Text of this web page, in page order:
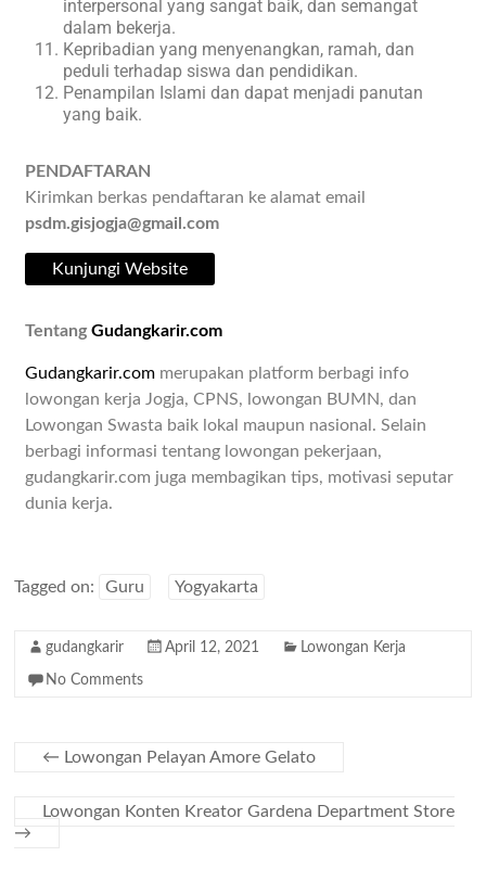
interpersonal yang sangat baik, dan semangat
dalam bekerja.
Kepribadian yang menyenangkan, ramah, dan
peduli terhadap siswa dan pendidikan.
Penampilan Islami dan dapat menjadi panutan
yang baik.
PENDAFTARAN
Kirimkan berkas pendaftaran ke alamat email
psdm.gisjogja@gmail.com
Kunjungi Website
TentangGudangkarir.com
Gudangkarir.com merupakan platform berbagi info
lowongan kerja Jogja, CPNS, lowongan BUMN, dan
Lowongan Swasta baik lokal maupun nasional. Selain
berbagi informasi tentang lowongan pekerjaan,
gudangkarir.com juga membagikan tips, motivasi seputar
dunia kerja.
Tagged on: Guru Yogyakarta
gudangkarir April 12, 2021 Lowongan Kerja
No Comments
← Lowongan Pelayan Amore Gelato
Lowongan Konten Kreator Gardena Department Store
→